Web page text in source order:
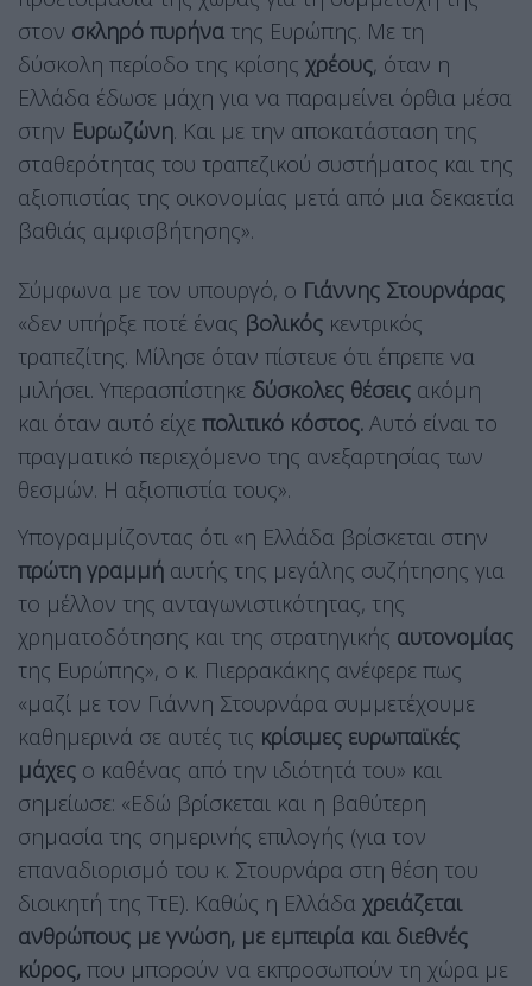
στον σκληρό πυρήνα της Ευρώπης. Με τη
δύσκολη περίοδο της κρίσης χρέους, όταν η
Ελλάδα έδωσε μάχη για να παραμείνει όρθια μέσα
στην Ευρωζώνη. Και με την αποκατάσταση της
σταθερότητας του τραπεζικού συστήματος και της
αξιοπιστίας της οικονομίας μετά από μια δεκαετία
βαθιάς αμφισβήτησης».
Σύμφωνα με τον υπουργό, ο Γιάννης Στουρνάρας
«δεν υπήρξε ποτέ ένας βολικός κεντρικός
τραπεζίτης. Μίλησε όταν πίστευε ότι έπρεπε να
μιλήσει. Υπερασπίστηκε δύσκολες θέσεις ακόμη
και όταν αυτό είχε πολιτικό κόστος. Αυτό είναι το
πραγματικό περιεχόμενο της ανεξαρτησίας των
θεσμών. Η αξιοπιστία τους».
Υπογραμμίζοντας ότι «η Ελλάδα βρίσκεται στην
πρώτη γραμμή αυτής της μεγάλης συζήτησης για
το μέλλον της ανταγωνιστικότητας, της
χρηματοδότησης και της στρατηγικής αυτονομίας
της Ευρώπης», ο κ. Πιερρακάκης ανέφερε πως
«μαζί με τον Γιάννη Στουρνάρα συμμετέχουμε
καθημερινά σε αυτές τις κρίσιμες ευρωπαϊκές
μάχες ο καθένας από την ιδιότητά του» και
σημείωσε: «Εδώ βρίσκεται και η βαθύτερη
σημασία της σημερινής επιλογής (για τον
επαναδιορισμό του κ. Στουρνάρα στη θέση του
διοικητή της ΤτΕ). Καθώς η Ελλάδα χρειάζεται
ανθρώπους με γνώση, με εμπειρία και διεθνές
κύρος, που μπορούν να εκπροσωπούν τη χώρα με